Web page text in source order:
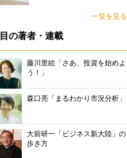
一覧を見る
の著者・連載
藤川里絵「さあ、投資を始めよ
う！」
森口亮「まるわかり市況分析」
大前研一「ビジネス新大陸」の
歩き方